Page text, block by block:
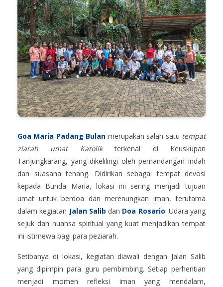
Goa Maria Padang Bulan merupakan salah satu tempat
ziarah umat Katolikterkenal di Keuskupan
Tanjungkarang, yang dikelilingi oleh pemandangan indah
dan suasana tenang. Didirikan sebagai tempat devosi
kepada Bunda Maria, lokasi ini sering menjadi tujuan
umat untuk berdoa dan merenungkan iman, terutama
dalam kegiatan Jalan Salib dan Doa Rosario. Udara yang
sejuk dan nuansa spiritual yang kuat menjadikan tempat
ini istimewa bagi para peziarah.
Setibanya di lokasi, kegiatan diawali dengan Jalan Salib
yang dipimpin para guru pembimbing. Setiap perhentian
menjadi momen refleksi iman yang mendalam,